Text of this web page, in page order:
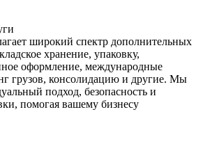
широкий спектр дополнительных
хранение, упаковку,
оформление, международные
грузов, консолидацию и другие. Мы
подход, безопасность и
помогая вашему бизнесу